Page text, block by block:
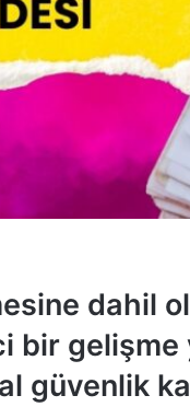
dahil
bir gelişme
güvenlik